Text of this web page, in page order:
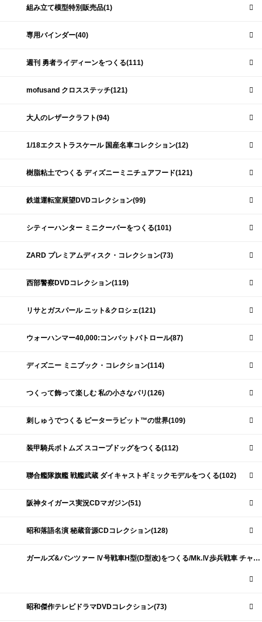
組み立て模型特別販売品(1)
専用バインダー(40)
週刊 勇者ライディーンをつくる(111)
mofusand クロスステッチ(121)
大人のレザークラフト(94)
1/18エクストラスケール 国産名車コレクション(12)
樹脂粘土でつくる ディズニーミニチュアフード(121)
鉄道運転室展望DVDコレクション(99)
シティーハンター ミニクーパーをつくる(101)
ZARD プレミアムディスク・コレクション(73)
西部警察DVDコレクション(119)
リサとガスパール ニット&クロシェ(121)
ウォーハンマー40,000:コンバットパトロール(87)
ディズニー ミニブック・コレクション(114)
つくって飾って楽しむ 私の小さなパリ(126)
刺しゅうでつくる ピーターラビット™の世界(109)
装甲騎兵ボトムズ スコープドッグをつくる(112)
聯合艦隊旗艦 戦艦武蔵 ダイキャストギミックモデルをつくる(102)
阪神タイガース実況CDマガジン(51)
昭和落語名演 秘蔵音源CDコレクション(128)
ガールズ&パンツァー Ⅳ号戦車H型(D型改)をつくる/Mk.Ⅳ歩兵戦車 チャーチルMk.Ⅶをつくる(191)
昭和傑作テレビドラマDVDコレクション(73)